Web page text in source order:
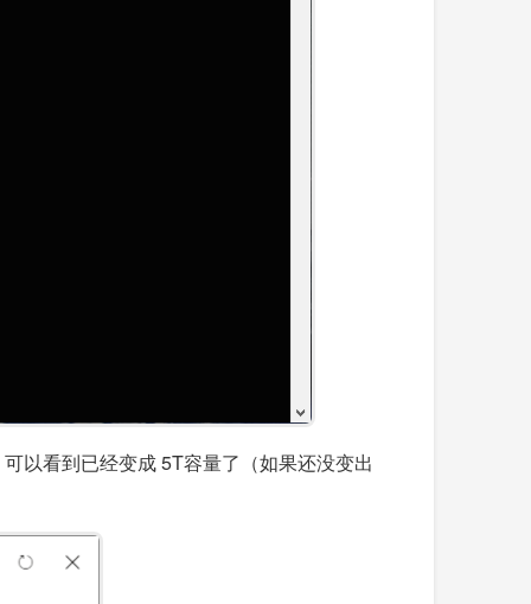
以看到已经变成 5T容量了（如果还没变出